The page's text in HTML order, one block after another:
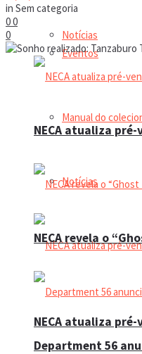
Eventos
Manual do
Notícias
NECA atualiza
Notícias
NECA atualiza
NECA revela o
Department 56
in Sem categoria
00
0